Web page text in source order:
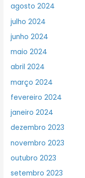
agosto 2024
julho 2024
junho 2024
maio 2024
abril 2024
março 2024
fevereiro 2024
janeiro 2024
dezembro 2023
novembro 2023
outubro 2023
setembro 2023